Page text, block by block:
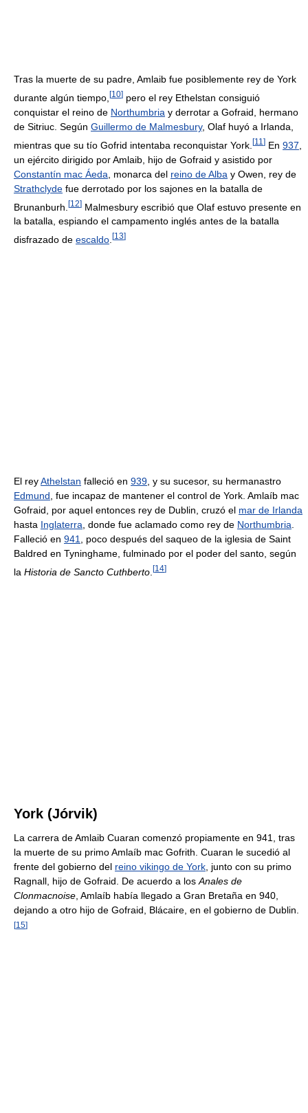
Tras la muerte de su padre, Amlaib fue posiblemente rey de York
durante algún tiempo, [10] pero el rey Ethelstan consiguió
conquistar el reino de Northumbria y derrotar a Gofraid, hermano
de Sitriuc. Según Guillermo de Malmesbury, Olaf huyó a Irlanda,
mientras que su tío Gofrid intentaba reconquistar York. [11 ] En 937
un ejército dirigido por Amlaib, hijo de Gofraid y asistido por
Constantín mac Áeda , monarca del reino de Alba y Owen, rey de
Strathclyde fue derrotado por los sajones en la batalla de
Brunanburh. [12] Malmesbury escribió que Olaf estuvo presente en
la batalla, espiando el campamento inglés antes de la batalla
disfrazado de escaldo [13]
El reyAthelstan falleció en 939 , y su sucesor, su hermanastro
Edmund , fue incapaz de mantener el control de York. Amlaíb mac
Gofraid, por aquel entonces rey de Dublin, cruzó el mar de Irlanda
hasta Inglaterra , donde fue aclamado como rey de Northumbria
Falleció en 941
, poco después del saqueo de la iglesia de Saint
Baldred en Tyninghame, fulminado por el poder del santo, según
la Historia de Sancto Cuthberto [14]
York (Jórvik)
La carrera de Amlaib Cuaran comenzó propiamente en 941, tras
la muerte de su primo Amlaíb mac Gofrith. Cuaran le sucedió al
frente del gobierno del reino vikingo de York , junto con su primo
Ragnall, hijo de Gofraid. De acuerdo a los Anales de
Clonmacnoise , Amlaíb había llegado a Gran Bretaña en 940,
dejando a otro hijo de Gofraid, Blácaire, en el gobierno de Dublin.
[15]